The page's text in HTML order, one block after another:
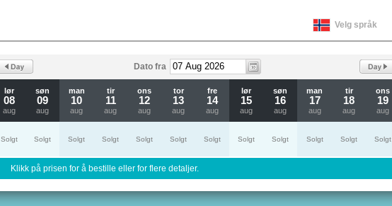
Velg språk
Dato fra
lør
08
aug
søn
09
aug
man
10
aug
tir
11
aug
ons
12
aug
tor
13
aug
fre
14
aug
lør
15
aug
søn
16
aug
man
17
aug
tir
18
aug
ons
19
aug
Solgt Solgt Solgt Solgt Solgt Solgt Solgt Solgt Solgt Solgt Solgt Solgt
Klikk på prisen for å bestille eller for flere detaljer.